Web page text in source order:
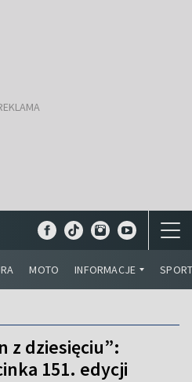
MOTO INFORMACJE
z dziesięciu”:
151. edycji